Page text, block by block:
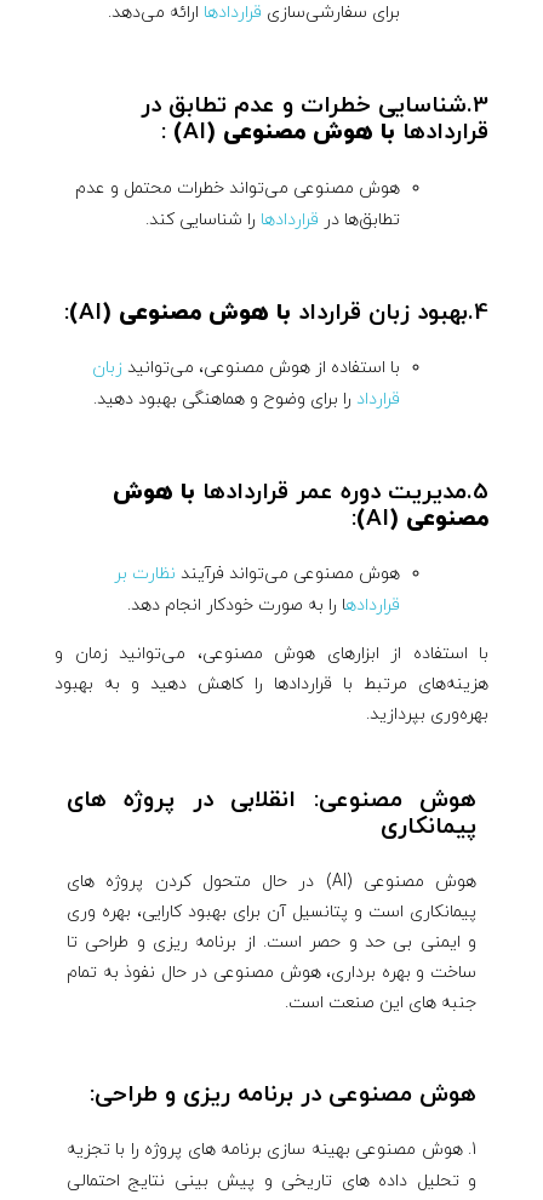
برای سفارشی‌سازی قراردادها ارائه می‌دهد.
3.شناسایی خطرات و عدم تطابق در
قراردادها با هوش مصنوعی (AI
)
:
هوش مصنوعی می‌تواند خطرات محتمل و عدم
تطابق‌ها در قراردادها را شناسایی کند.
4.بهبود زبان قرارداد با هوش مصنوعی (AI
)
:
با استفاده از هوش مصنوعی، می‌توانید زبان
قرارداد را برای وضوح و هماهنگی بهبود دهید.
5.مدیریت دوره عمر قراردادها
با هوش
مصنوعی (AI
)
:
هوش مصنوعی می‌تواند فرآیند نظارت بر
قراردادها را به صورت خودکار انجام دهد.
با استفاده از ابزارهای هوش مصنوعی، می‌توانید زمان و
هزینه‌های مرتبط با قراردادها را کاهش دهید و به بهبود
بهره‌وری بپردازید.
هوش مصنوعی: انقلابی در پروژه های
پیمانکاری
هوش مصنوعی (AI) در حال متحول کردن پروژه های
پیمانکاری است و پتانسیل آن برای بهبود کارایی، بهره وری
و ایمنی بی حد و حصر است. از برنامه ریزی و طراحی تا
ساخت و بهره برداری، هوش مصنوعی در حال نفوذ به تمام
جنبه های این صنعت است.
هوش مصنوعی در برنامه ریزی و طراحی:
هوش مصنوعی بهینه سازی برنامه های پروژه را با تجزیه
و تحلیل داده های تاریخی و پیش بینی نتایج احتمالی